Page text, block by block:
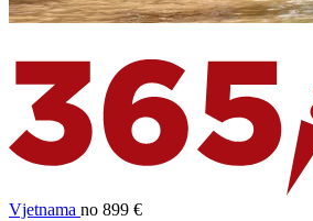
Vjetnama no 899 €